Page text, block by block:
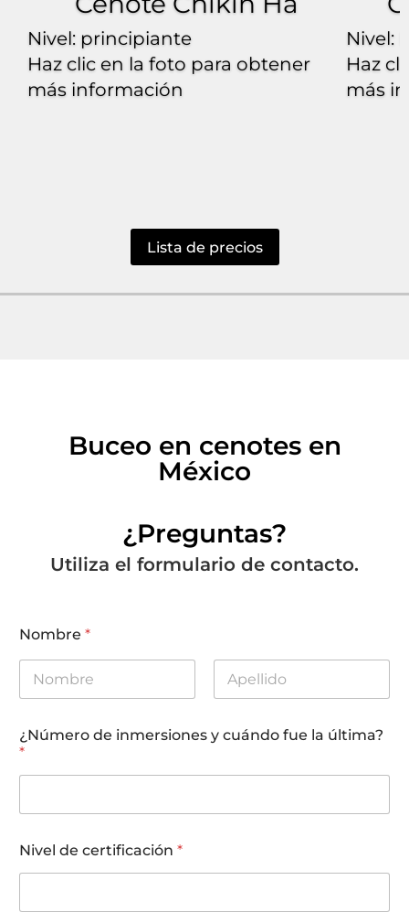
Nivel: principiante
Haz clic en la foto para obtener
más información
Nivel:
Haz
más
Lista de precios
Buceo en cenotes en
México
¿Preguntas?
Utiliza el formulario de contacto.
Nombre *
¿Número de inmersiones y cuándo fue la última?
*
Nivel de certificación *